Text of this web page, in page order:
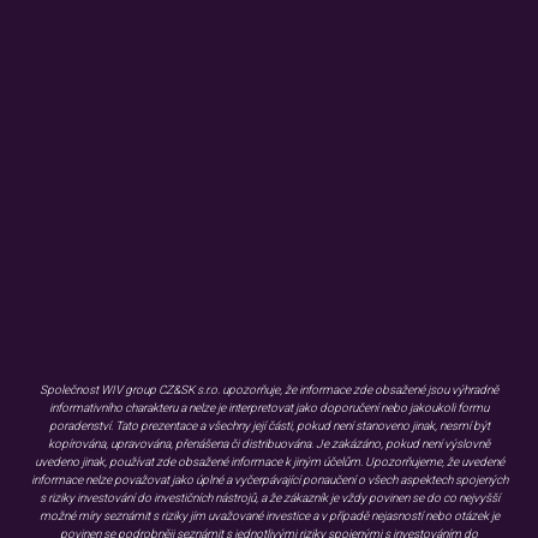
Společnost WIV group CZ&SK s.r.o. upozorňuje, že informace zde obsažené jsou výhradně
informativního charakteru a nelze je interpretovat jako doporučení nebo jakoukoli formu
poradenství. Tato prezentace a všechny její části, pokud není stanoveno jinak, nesmí být
kopírována, upravována, přenášena či distribuována. Je zakázáno, pokud není výslovně
uvedeno jinak, používat zde obsažené informace k jiným účelům. Upozorňujeme, že uvedené
informace nelze považovat jako úplné a vyčerpávající ponaučení o všech aspektech spojených
s riziky investování do investičních nástrojů, a že zákazník je vždy povinen se do co nejvyšší
možné míry seznámit s riziky jím uvažované investice a v případě nejasností nebo otázek je
povinen se podrobněji seznámit s jednotlivými riziky spojenými s investováním do